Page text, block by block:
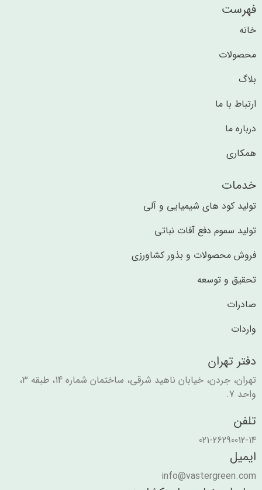
فهرست
خانه
محصولات
بلاگ
ارتباط با ما
درباره ما
همکاری
خدمات
تولید کود های شیمیایی و آلی​​
تولید سموم دفع آفات نباتی
فروش محصولات و بذور کشاورزی
تحقیق و توسعه
صادرات
واردات
دفتر تهران
تهران، جردن، خیابان ناهید شرقی، ساختمان شماره 14، طبقه 3،
واحد 7.
تلفن
021-26290012-14
ایمیل
info@vastergreen.com